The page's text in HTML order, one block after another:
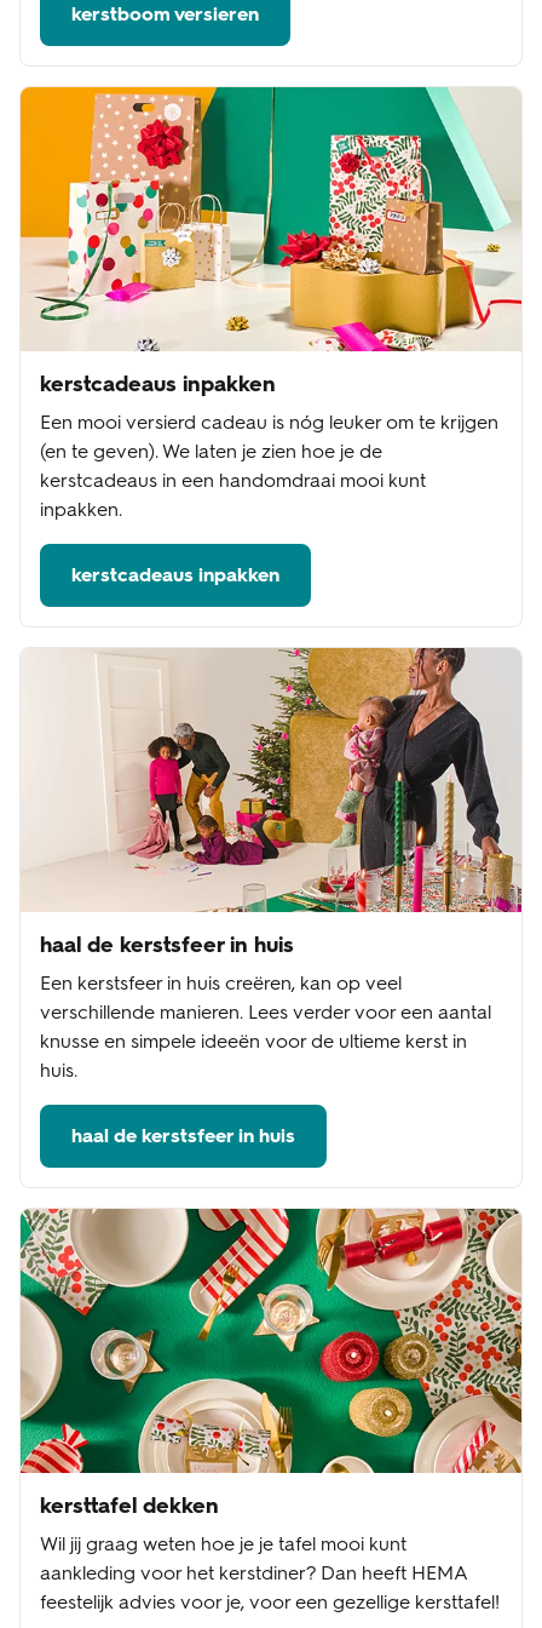
kerstboom versieren
kerstcadeaus inpakken
Een mooi versierd cadeau is nóg leuker om te krijgen
(en te geven). We laten je zien hoe je de
kerstcadeaus in een handomdraai mooi kunt
inpakken.
kerstcadeaus inpakken
haal de kerstsfeer in huis
Een kerstsfeer in huis creëren, kan op veel
verschillende manieren. Lees verder voor een aantal
knusse en simpele ideeën voor de ultieme kerst in
huis.
haal de kerstsfeer in huis
kersttafel dekken
Wil jij graag weten hoe je je tafel mooi kunt
aankleding voor het kerstdiner? Dan heeft HEMA
feestelijk advies voor je, voor een gezellige kersttafel!